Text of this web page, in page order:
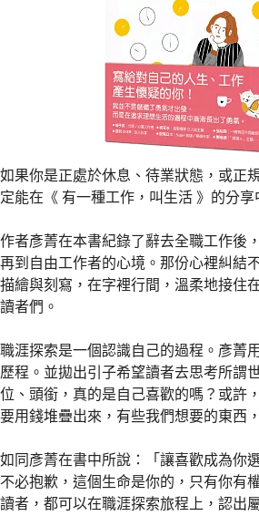
如果你是正處於休息、待業狀態，或正
定能在《 有一種工作，叫生活 》的分享
作者彥菁在本書紀錄了辭去全職工作後
再到自由工作者的心境。那份心裡糾結
描繪與刻寫，在字裡行間，溫柔地接住
讀者們。
職涯探索是一個認識自己的過程。彥菁
歷程。並拋出引子希望讀者去思考所謂
位、頭銜，真的是自己喜歡的嗎？或許
要用錢堆疊出來，有些我們想要的東西
如同彥菁在書中所說：「讓喜歡成為你
不必抱歉，這個生命是你的，只有你有
讀者，都可以在職涯探索旅程上，認出